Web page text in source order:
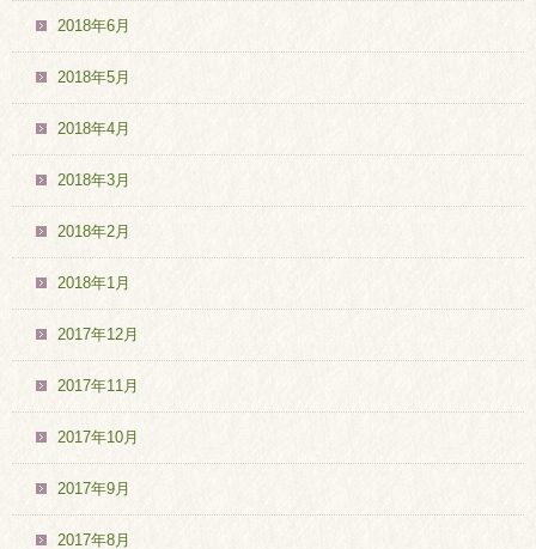
2018年6月
2018年5月
2018年4月
2018年3月
2018年2月
2018年1月
2017年12月
2017年11月
2017年10月
2017年9月
2017年8月